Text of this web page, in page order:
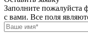
Заполните пожалуйста
с вами. Все поля